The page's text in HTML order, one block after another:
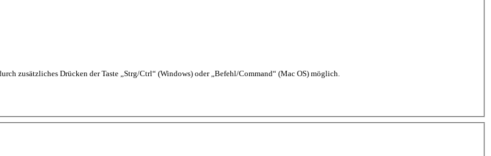
zusätzliches Drücken der Taste „Strg/Ctrl“ (Windows) oder „Befehl/Command“ (Mac OS) möglich.